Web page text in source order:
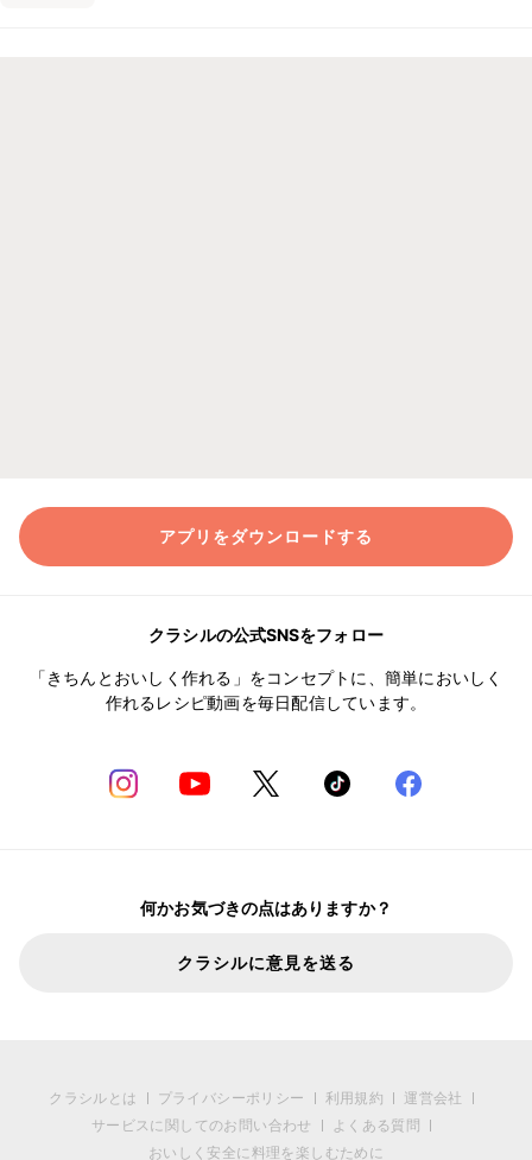
アプリをダウンロードする
クラシルの公式SNSをフォロー
「きちんとおいしく作れる」をコンセプトに、簡単においしく
作れるレシピ動画を毎日配信しています。
何かお気づきの点はありますか？
クラシルに意見を送る
クラシルとは プライバシーポリシー 利用規約
運営会社
サービスに関してのお問い合わせ
よくある質問
おいしく安全に料理を楽しむために